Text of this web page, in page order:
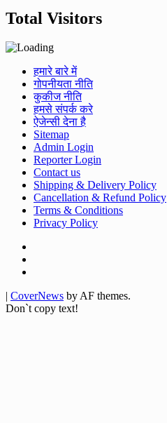
Total Visitors
हमारे बारे में
गोपनीयता नीति
कुकीज नीति
हमसे संपर्क करे
ऐजेन्सी देना है
Sitemap
Admin Login
Reporter Login
Contact us
Shipping & Delivery Policy
Cancellation & Refund Policy
Terms & Conditions
Privacy Policy
CoverNews by AF themes.
Don`t copy text!